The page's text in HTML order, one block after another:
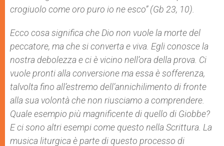
crogiuolo come oro puro io ne esco”(Gb 23, 10).
Ecco cosa significa che Dio non vuole la morte del
peccatore, ma che si converta e viva. Egli conosce la
nostra debolezza e ci è vicino nell’ora della prova. Ci
vuole pronti alla conversione ma essa è sofferenza,
talvolta fino all’estremo dell’annichilimento di fronte
alla sua volontà che non riusciamo a comprendere.
Quale esempio più magnificente di quello di Giobbe?
E ci sono altri esempi come questo nella Scrittura. La
musica liturgica è parte di questo processo di